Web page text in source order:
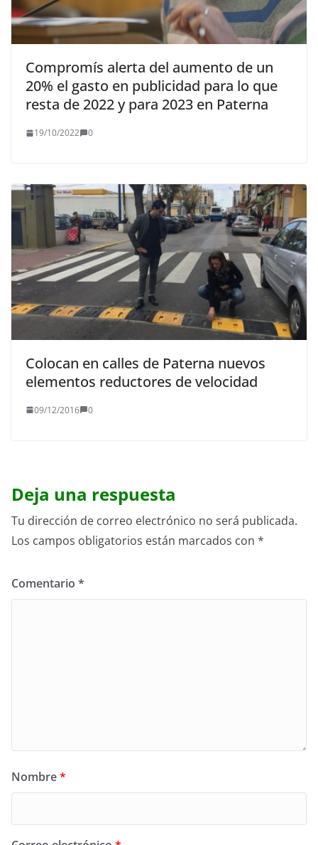
Compromís alerta del aumento de un
20% el gasto en publicidad para lo que
resta de 2022 y para 2023 en Paterna
19/10/2022 0
Colocan en calles de Paterna nuevos
elementos reductores de velocidad
09/12/2016 0
Deja una respuesta
Tu dirección de correo electrónico no será publicada.
Los campos obligatorios están marcados con *
Comentario *
Nombre*